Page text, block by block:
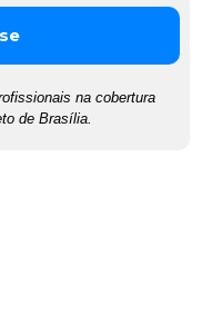
na cobertura
de Brasília.